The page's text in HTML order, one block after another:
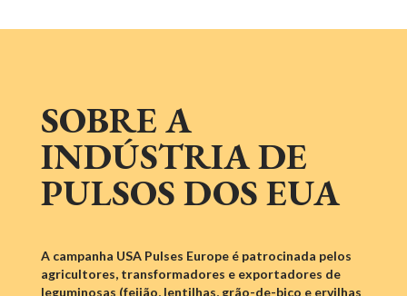
SOBRE A
INDÚSTRIA DE
PULSOS DOS EUA
A campanha USA Pulses Europe é patrocinada pelos
agricultores, transformadores e exportadores de
leguminosas (feijão, lentilhas, grão-de-bico e ervilhas